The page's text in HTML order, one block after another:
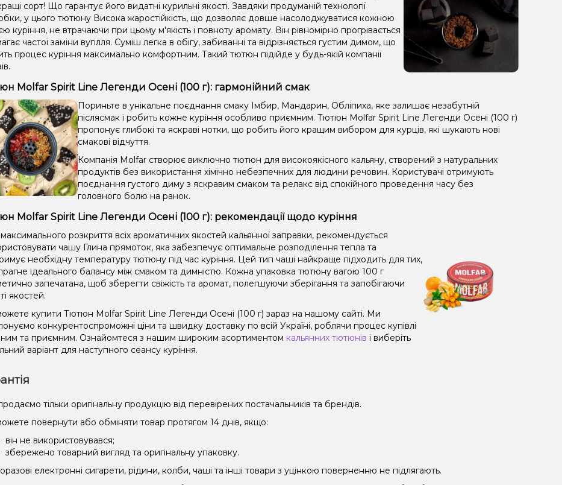
сорт! Що гарантує його видатні курильні якості. Завдяки продуманій технології
у цього тютюну Висока жаростійкість, що дозволяє довше насолоджуватися кожною
куріння, не втрачаючи при цьому м'якість і повноту аромату. Він рівномірно прогрівається
частої заміни вугілля. Суміш легка в обігу, забиванні та відрізняється густим димом, що
процес куріння максимально комфортним. Такий тютюн підійде у будь-якій компанії
Molfar Spirit Line Легенди Осені (100 г): гармонійний смак
Пориньте в унікальне поєднання смаку Імбир, Мандарин, Обліпиха, яке залишає незабутній
післясмак і робить кожне куріння особливо приємним. Тютюн Molfar Spirit Line Легенди Осені (100 г)
пропонує глибокі та яскраві нотки, що робить його кращим вибором для курців, які шукають нові
смакові відчуття.
Компанія Molfar створює виключно тютюн для високоякісного кальяну, створений з натуральних
продуктів без використання хімічно небезпечних для людини речовин. Користувачі отримують
поєднання густого диму з яскравим смаком та релакс від спокійного проведення часу без
головного болю на ранок.
Molfar Spirit Line Легенди Осені (100 г): рекомендації щодо куріння
розкриття всіх ароматичних якостей кальянної заправки, рекомендується
чашу Глина прямоток, яка забезпечує оптимальне розподілення тепла та
необхідну температуру тютюну під час куріння. Цей тип чаші найкраще підходить для тих,
ідеального балансу між смаком та димністю. Кожна упаковка тютюну вагою 100 г
запечатана, щоб зберегти свіжість та аромат, полегшуючи зберігання та запобігаючи
якостей.
купити Тютюн Molfar Spirit Line Легенди Осені (100 г) зараз на нашому сайті. Ми
конкурентоспроможні ціни та швидку доставку по всій Україні, роблячи процес купівлі
та приємним. Ознайомтеся з нашим широким асортиментом кальянних тютюнів і виберіть
варіант для наступного сеансу куріння.
тільки оригінальну продукцію від перевірених постачальників та брендів.
повернути або обміняти товар протягом 14 днів, якщо:
він не використовувався;
збережено товарний вигляд та оригінальну упаковку.
електронні сигарети, рідини, колби, чаші та інші товари з уцінкою поверненню не підлягають.